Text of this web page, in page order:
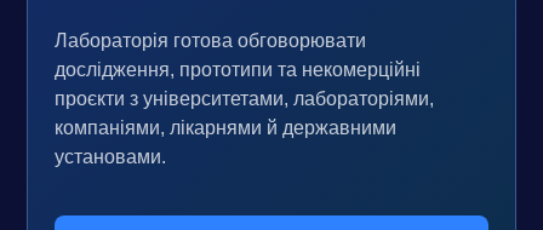
Лабораторія готова обговорювати
дослідження, прототипи та некомерційні
проєкти з університетами, лабораторіями,
компаніями, лікарнями й державними
установами.